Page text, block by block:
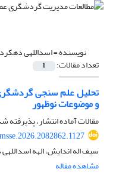
نویسنده =اسداللهی
تعداد مقالات: 1
تحلیل علم سنجی
و موضوعات نوظهور
مقالات آماده انتشار، پذیرفته
سیف اله اندایش، الهه
مشاهده مقاله